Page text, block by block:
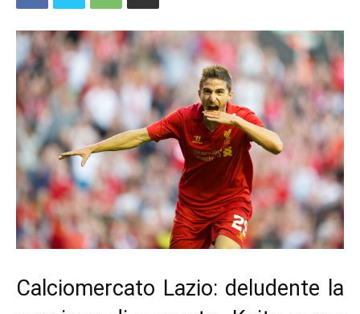
Calciomercato Lazio: deludente la